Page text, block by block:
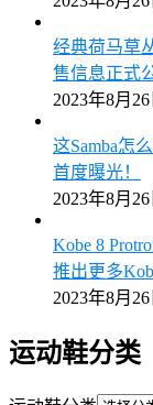
经典荷马草
售信息正式
2023年8月26
这Samba怎
首度曝光！
2023年8月26
Kobe 8
推出更多
2023年8月26
运动鞋分类